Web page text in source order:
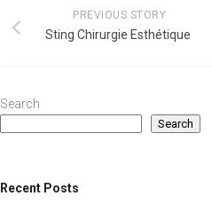
PREVIOUS STORY
Sting Chirurgie Esthétique
Search
Search
Recent Posts